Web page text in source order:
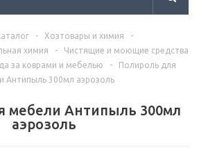
- Хозтовары и химия
-
химия
-
Чистящие и моющие средства
за коврами и мебелью -
Полироль для
Антипыль 300мл аэрозоль
мебели Антипыль 300мл
аэрозоль